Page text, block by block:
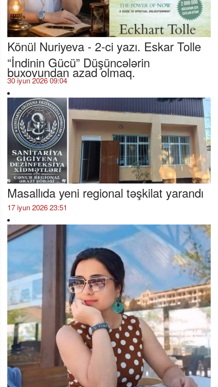
Könül Nuriyeva - 2-ci yazı. Eskar Tolle
“İndinin Gücü” Düşüncələrin
buxovundan azad olmaq.
30 iyun 2026 09:04
Masallıda yeni regional təşkilat yarandı
17 iyun 2026 23:51